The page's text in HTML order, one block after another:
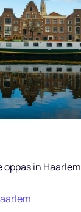
in Haarlem